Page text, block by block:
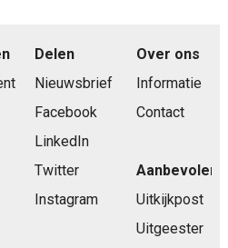
Delen
Nieuwsbrief
Facebook
LinkedIn
Twitter
Instagram
Over ons
Informatie
Contact
Aanbevolen
Uitkijkpost
Uitgeester